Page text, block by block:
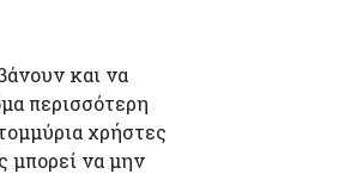
και να
περισσότερη
χρήστες
μπορεί να μην